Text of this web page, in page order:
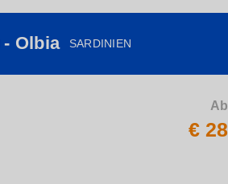
- Olbia SARDINIEN
Ab
€ 28